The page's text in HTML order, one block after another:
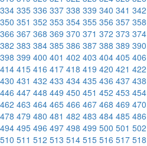
334 335 336 337 338 339 340 341 342
350 351 352 353 354 355 356 357 358
366 367 368 369 370 371 372 373 374
382 383 384 385 386 387 388 389 390
398 399 400 401 402 403 404 405 406
414 415 416 417 418 419 420 421 422
430 431 432 433 434 435 436 437 438
446 447 448 449 450 451 452 453 454
462 463 464 465 466 467 468 469 470
478 479 480 481 482 483 484 485 486
494 495 496 497 498 499 500 501 502
510 511 512 513 514 515 516 517 518